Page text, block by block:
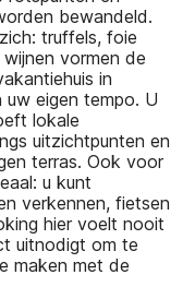
bewandeld.
truffels, foie
vormen de
in
uw eigen tempo. U
lokale
uitzichtpunten en
terras. Ook voor
u kunt
verkennen, fietsen
hier voelt nooit
uitnodigt om te
maken met de